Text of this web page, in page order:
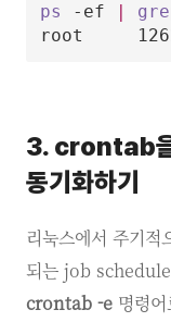
ps -ef
root
3. crontab을
동기화하기
리눅스에서 주기적
되는 job
crontab -e 명령